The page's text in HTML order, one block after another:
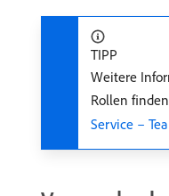
TIPP
Weitere
Rollen
Service –